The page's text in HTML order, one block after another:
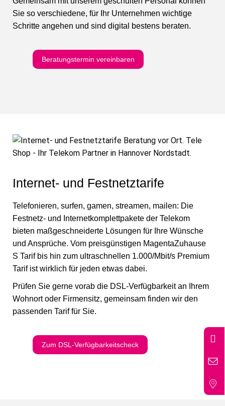
Sie so verschiedene, für Ihr Unternehmen wichtige
Schritte angehen und sind digital bestens beraten.
Beratungstermin vereinbaren
Internet- und Festnetztarife
Telefonieren, surfen, gamen, streamen, mailen: Die
Festnetz- und Internetkomplettpakete der Telekom
bieten maßgeschneiderte Lösungen für Ihre Wünsche
und Ansprüche. Vom preisgünstigen MagentaZuhause
S Tarif bis hin zum ultraschnellen 1.000/Mbit/s Premium
Tarif ist wirklich für jeden etwas dabei.
Prüfen Sie gerne vorab die DSL-Verfügbarkeit an Ihrem
Wohnort oder Firmensitz, gemeinsam finden wir den
passenden Tarif für Sie.
Zum DSL-Verfügbarkeitscheck